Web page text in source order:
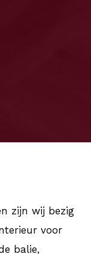
zijn wij bezig
voor
balie,